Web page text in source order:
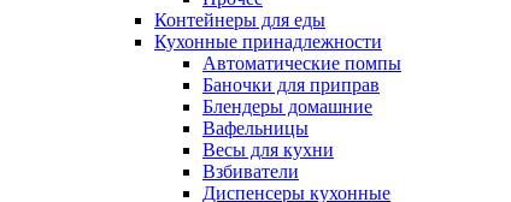
Контейнеры для еды
Кухонные принадлежности
Автоматические помпы
Баночки для приправ
Блендеры домашние
Вафельницы
Весы для кухни
Взбиватели
Диспенсеры кухонные